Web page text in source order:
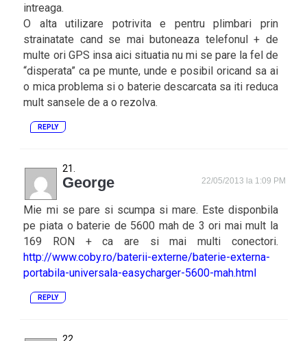
intreaga.
O alta utilizare potrivita e pentru plimbari prin
strainatate cand se mai butoneaza telefonul + de
multe ori GPS insa aici situatia nu mi se pare la fel de
“disperata” ca pe munte, unde e posibil oricand sa ai
o mica problema si o baterie descarcata sa iti reduca
mult sansele de a o rezolva.
REPLY
George 22/05/2013 la 1:09 PM
Mie mi se pare si scumpa si mare. Este disponbila
pe piata o baterie de 5600 mah de 3 ori mai mult la
169 RON + ca are si mai multi conectori.
http://www.coby.ro/baterii-externe/baterie-externa-
portabila-universala-easycharger-5600-mah.html
REPLY